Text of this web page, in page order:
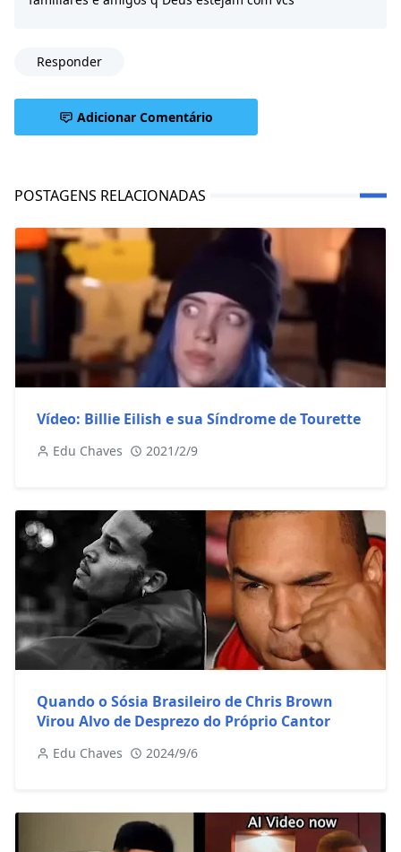
Responder
Adicionar Comentário
POSTAGENS RELACIONADAS
Vídeo: Billie Eilish e sua Síndrome de Tourette
Edu Chaves 2021/2/9
Quando o Sósia Brasileiro de Chris Brown
Virou Alvo de Desprezo do Próprio Cantor
Edu Chaves 2024/9/6